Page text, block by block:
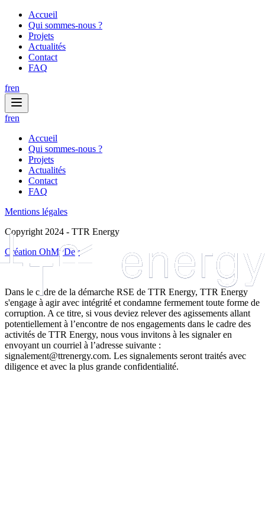
Accueil
Qui sommes-nous ?
Projets
Actualités
Contact
FAQ
fren
fren
Accueil
Qui sommes-nous ?
Projets
Actualités
Contact
FAQ
Mentions légales
Copyright 2024 - TTR Energy
Création OhMyDev
Dans le cadre de la démarche RSE de TTR Energy, TTR Energy
s'engage à agir avec intégrité et condamne fermement toute forme de
corruption. A ce titre, si vous deviez relever des agissements allant
potentiellement à l’encontre de nos engagements dans le cadre des
activités de TTR Energy, nous vous invitons à les signaler en
envoyant un courriel à l’adresse suivante :
signalement@ttrenergy.com. Les signalements seront traités avec
diligence et avec la plus grande confidentialité.